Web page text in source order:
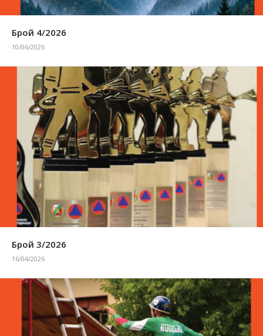
Брой 4/2026
10/06/2026
Брой 3/2026
16/04/2026